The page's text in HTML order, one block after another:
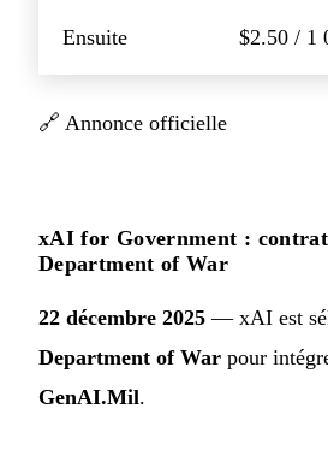
Ensuite $2.50 / 1
🔗 Annonce officielle
xAI for Government : contrat
Department of War
22 décembre 2025 — xAI est
Department of War pour
GenAI.Mil.